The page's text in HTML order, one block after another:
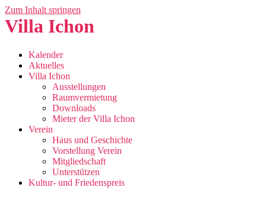
Zum Inhalt springen
Villa Ichon
Kalender
Aktuelles
Villa Ichon
Ausstellungen
Raumvermietung
Downloads
Mieter der Villa Ichon
Verein
Haus und Geschichte
Vorstellung Verein
Mitgliedschaft
Unterstützen
Kultur- und Friedenspreis